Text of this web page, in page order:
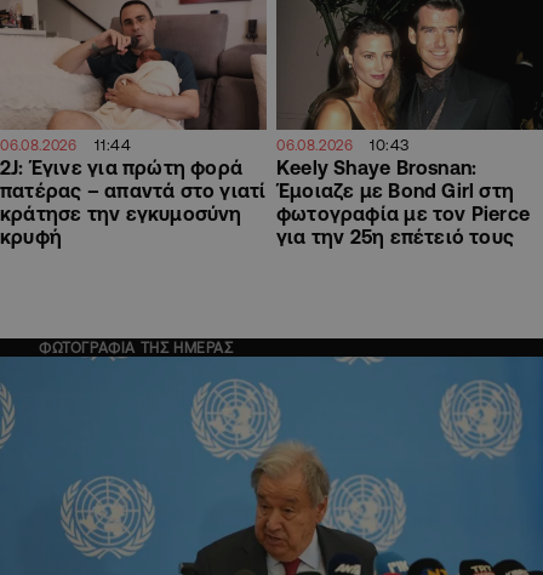
06.08.2026 11:44
2J: Έγινε για πρώτη φορά
πατέρας – απαντά στο γιατί
κράτησε την εγκυμοσύνη
κρυφή
06.08.2026 10:43
Keely Shaye Brosnan:
Έμοιαζε με Bond Girl στη
φωτογραφία με τον Pierce
για την 25η επέτειό τους
ΦΩΤΟΓΡΑΦΙΑ ΤΗΣ ΗΜΕΡΑΣ